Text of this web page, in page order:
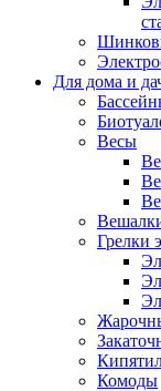
Для дома и
Весы
Грелки
Комоды